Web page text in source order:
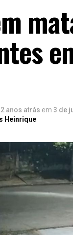
2 anos atrás em 3 de
Heinrique